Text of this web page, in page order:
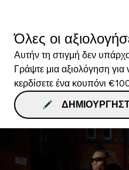
Όλες οι
Αυτήν τη στιγμή δεν
Γράψτε μια αξιολόγηση για
κερδίσετε ένα κουπόνι